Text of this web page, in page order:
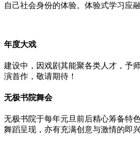
自己社会身份的体验。体验式学习应
年度大戏
建设中，因戏剧其能聚各类人才，予
演首作，敬请期待！
无极书院舞会
无极书院于每年元旦前后精心筹备特
舞蹈呈现，亦有充满创意与激情的即